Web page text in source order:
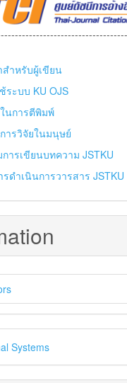
ำหรับผู้เขียน
ระบบ KU OJS
นการตีพิมพ์
ารวิจัยในมนุษย์
ารเขียนบทความ JSTKU
ดำเนินการวารสาร JSTKU
Systems